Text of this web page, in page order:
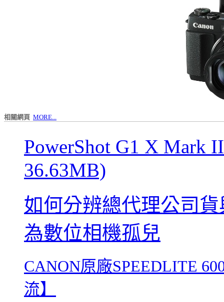
相關網頁 MORE...
PowerShot G1 X Mark
36.63MB)
如何分辨總代理公司
為數位相機孤兒
CANON原廠SPEEDLITE
流】